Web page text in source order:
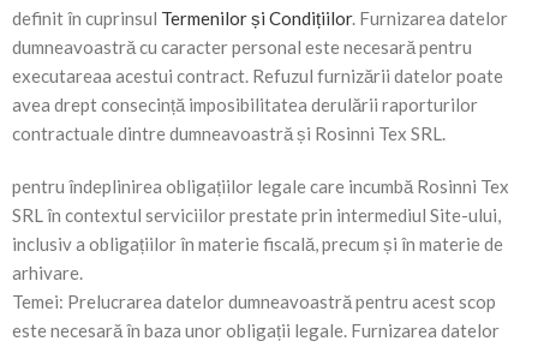
definit în cuprinsul Termenilor și Condițiilor. Furnizarea datelor
dumneavoastră cu caracter personal este necesară pentru
executareaa acestui contract. Refuzul furnizării datelor poate
avea drept consecință imposibilitatea derulării raporturilor
contractuale dintre dumneavoastră și Rosinni Tex SRL.
pentru îndeplinirea obligațiilor legale care incumbă Rosinni Tex
SRL în contextul serviciilor prestate prin intermediul Site-ului,
inclusiv a obligațiilor în materie fiscală, precum și în materie de
arhivare.
Temei: Prelucrarea datelor dumneavoastră pentru acest scop
este necesară în baza unor obligații legale. Furnizarea datelor